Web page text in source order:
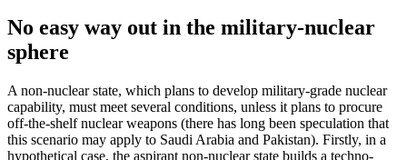
No easy way out in the military‑nuclear
sphere
A non-nuclear state, which plans to devel­op military-grade nuclear
capability, must meet several conditions, unless it plans to procure
off-the-shelf nuclear weapons (there has long been speculation that
this scenario may apply to Saudi Arabia and Pakistan). Firstly, in a
hypothetical case, the aspirant non-nuclear state builds a tech­no-